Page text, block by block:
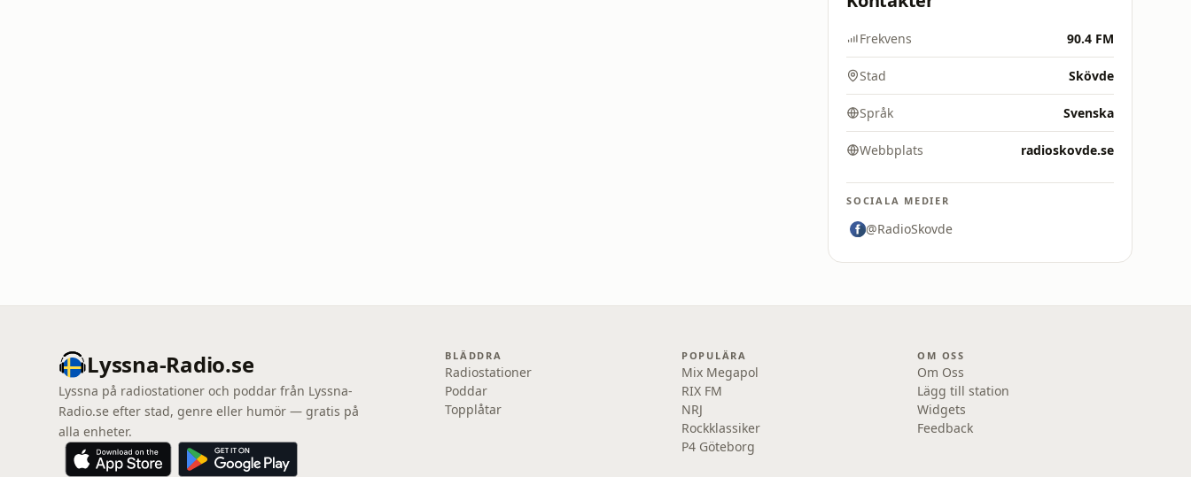
Frekvens 90.4 FM
Stad Skövde
Språk Svenska
Webbplats radioskovde.se
SOCIALA MEDIER
@RadioSkovde
Lyssna-Radio.se
Lyssna på radiostationer och poddar från Lyssna-
Radio.se efter stad, genre eller humör — gratis på
alla enheter.
BLÄDDRA
Radiostationer
Poddar
Topplåtar
POPULÄRA
Mix Megapol
RIX FM
NRJ
Rockklassiker
P4 Göteborg
OM OSS
Om Oss
Lägg till station
Widgets
Feedback